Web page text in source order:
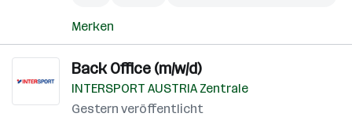
Merken
Back Office (m/w/d)
INTERSPORT AUSTRIA Zentrale
Gestern veröffentlicht